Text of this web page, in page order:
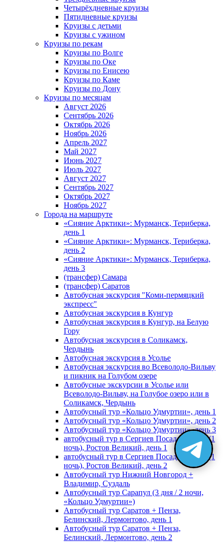
Четырёхдневные круизы
Пятидневные круизы
Круизы с детьми
Круизы с ужином
Круизы по рекам
Круизы по Волге
Круизы по Оке
Круизы по Енисею
Круизы по Каме
Круизы по Дону
Круизы по месяцам
Август 2026
Сентябрь 2026
Октябрь 2026
Ноябрь 2026
Апрель 2027
Май 2027
Июнь 2027
Июль 2027
Август 2027
Сентябрь 2027
Октябрь 2027
Ноябрь 2027
Города на маршруте
«Сияние Арктики»: Мурманск, Териберка,
день 1
«Сияние Арктики»: Мурманск, Териберка,
день 2
«Сияние Арктики»: Мурманск, Териберка,
день 3
(трансфер) Самара
(трансфер) Саратов
Автобусная экскурсия "Коми-пермяцкий
экспресс"
Автобусная экскурсия в Кунгур
Автобусная экскурсия в Кунгур, на Белую
Гору
Автобусная экскурсия в Соликамск,
Чердынь
Автобусная экскурсия в Усолье
Автобусная экскурсия во Всеволодо-Вильву
и пикник на Голубом озере
Автобусные экскурсии в Усолье или
Всеволодо-Вильву, на Голубое озеро или в
Соликамск, Чердынь
Автобусный тур «Кольцо Удмуртии», день 1
Автобусный тур «Кольцо Удмуртии», день 2
Автобусный тур «Кольцо Удмуртии», день 3
автобусный тур в Сергиев Посад, Москву (1
ночь), Ростов Великий, день 1
автобусный тур в Сергиев Посад, Москву (1
ночь), Ростов Великий, день 2
Автобусный тур Нижний Новгород +
Владимир, Суздаль
Автобусный тур Сарапул (3 дня / 2 ночи,
«Кольцо Удмуртии»)
Автобусный тур Саратов + Пенза,
Белинский, Лермонтово, день 1
Автобусный тур Саратов + Пенза,
Белинский, Лермонтово, день 2